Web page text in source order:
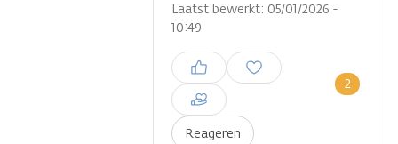
Laatst bewerkt: 05/01/2026 -
10:49
Reageren
2
Inloggen om een reactie te
plaatsen